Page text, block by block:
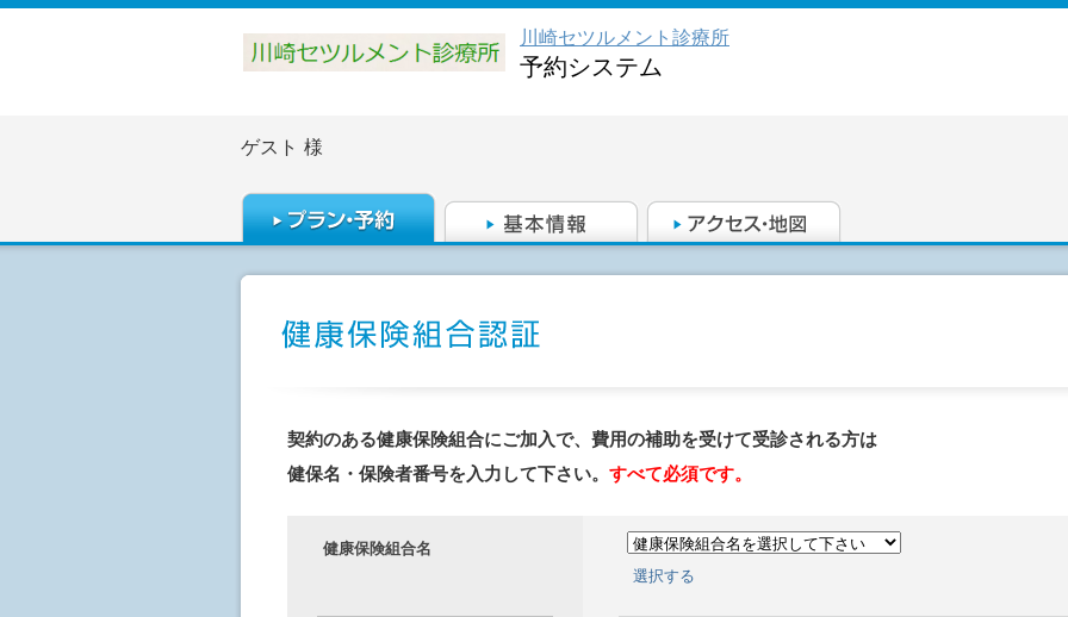
川崎セツルメント診療所
予約システム
ゲスト 様
契約のある健康保険組合にご加入で、費用の補助を受けて受診される方は
健保名・保険者番号を入力して下さい。 すべて必須です。
健康保険組合名
選択する